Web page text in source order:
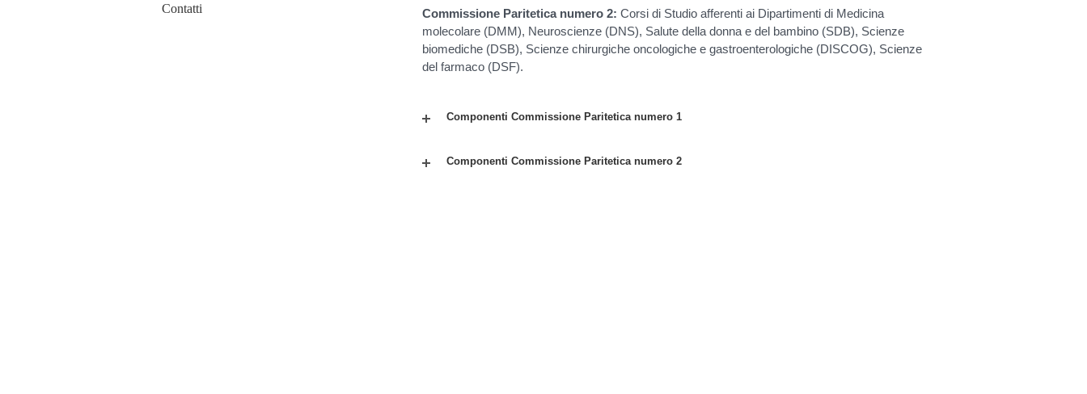
Contatti Commissione Paritetica numero 2: Corsi di Studio afferenti ai Dipartimenti di Medicina
molecolare (DMM), Neuroscienze (DNS), Salute della donna e del bambino (SDB), Scienze
biomediche (DSB), Scienze chirurgiche oncologiche e gastroenterologiche (DISCOG), Scienze
del farmaco (DSF).
Componenti Commissione Paritetica numero 1
Componenti Commissione Paritetica numero 2